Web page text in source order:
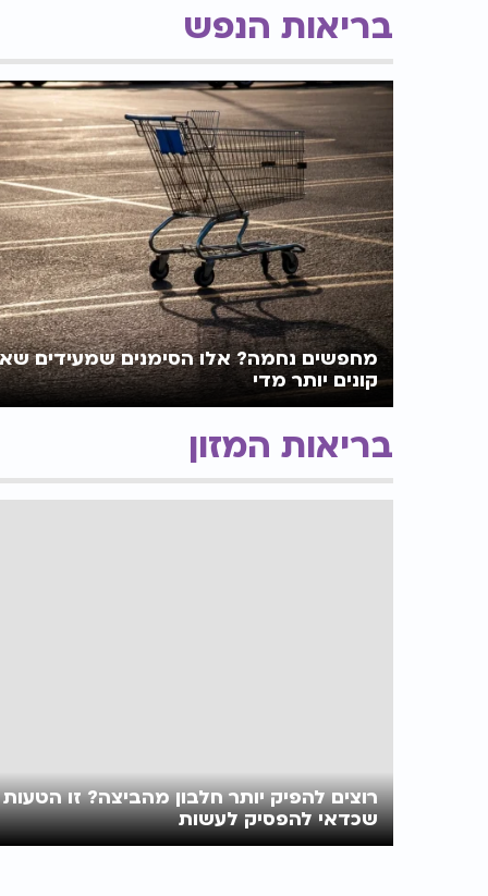
הרגלים ותכונות
היום ברוגע |
כולל יגדיל
בריאות הנפש
מחפשים נחמה? אלו הסימנים שמעידים
קונים יותר מדי
בריאות המזון
רוצים להפיק יותר חלבון מהביצה? זו הטעות
שכדאי להפסיק לעשות